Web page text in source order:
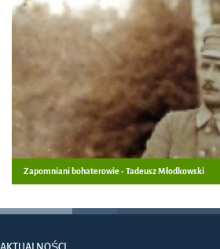
Zapomniani bohaterowie - Tadeusz Młodkowski